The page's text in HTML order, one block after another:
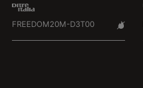
FREEDOM20M-D3T00